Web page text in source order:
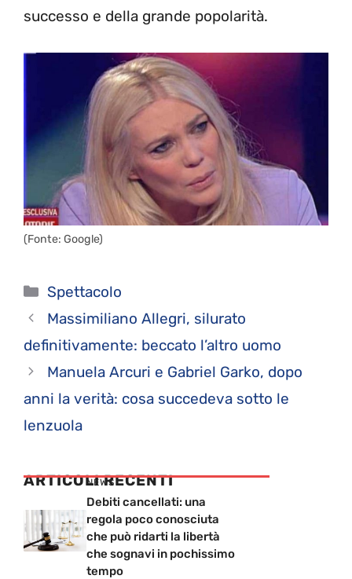
successo e della grande popolarità.
(Fonte: Google)
Categorie
Spettacolo
Massimiliano Allegri, silurato
definitivamente: beccato l’altro uomo
Manuela Arcuri e Gabriel Garko, dopo
anni la verità: cosa succedeva sotto le
lenzuola
ARTICOLI RECENTI
NEWS
Debiti cancellati: una
regola poco conosciuta
che può ridarti la libertà
che sognavi in pochissimo
tempo